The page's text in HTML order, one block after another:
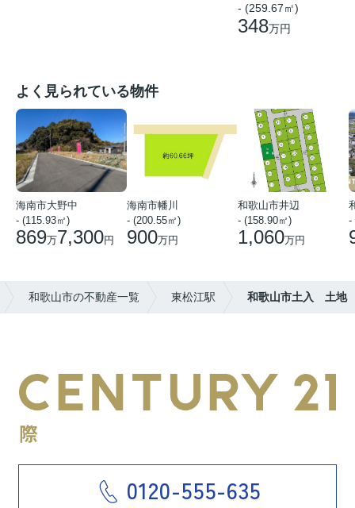
- (259.67㎡)
348万円
よく見られている物件
海南市大野中
- (115.93㎡)
869万7,300円
海南市幡川
- (200.55㎡)
900万円
和歌山市井辺
- (158.90㎡)
1,060万円
-
和歌山市の不動産一覧 東松江駅 和歌山市土入 土地
0120-555-635